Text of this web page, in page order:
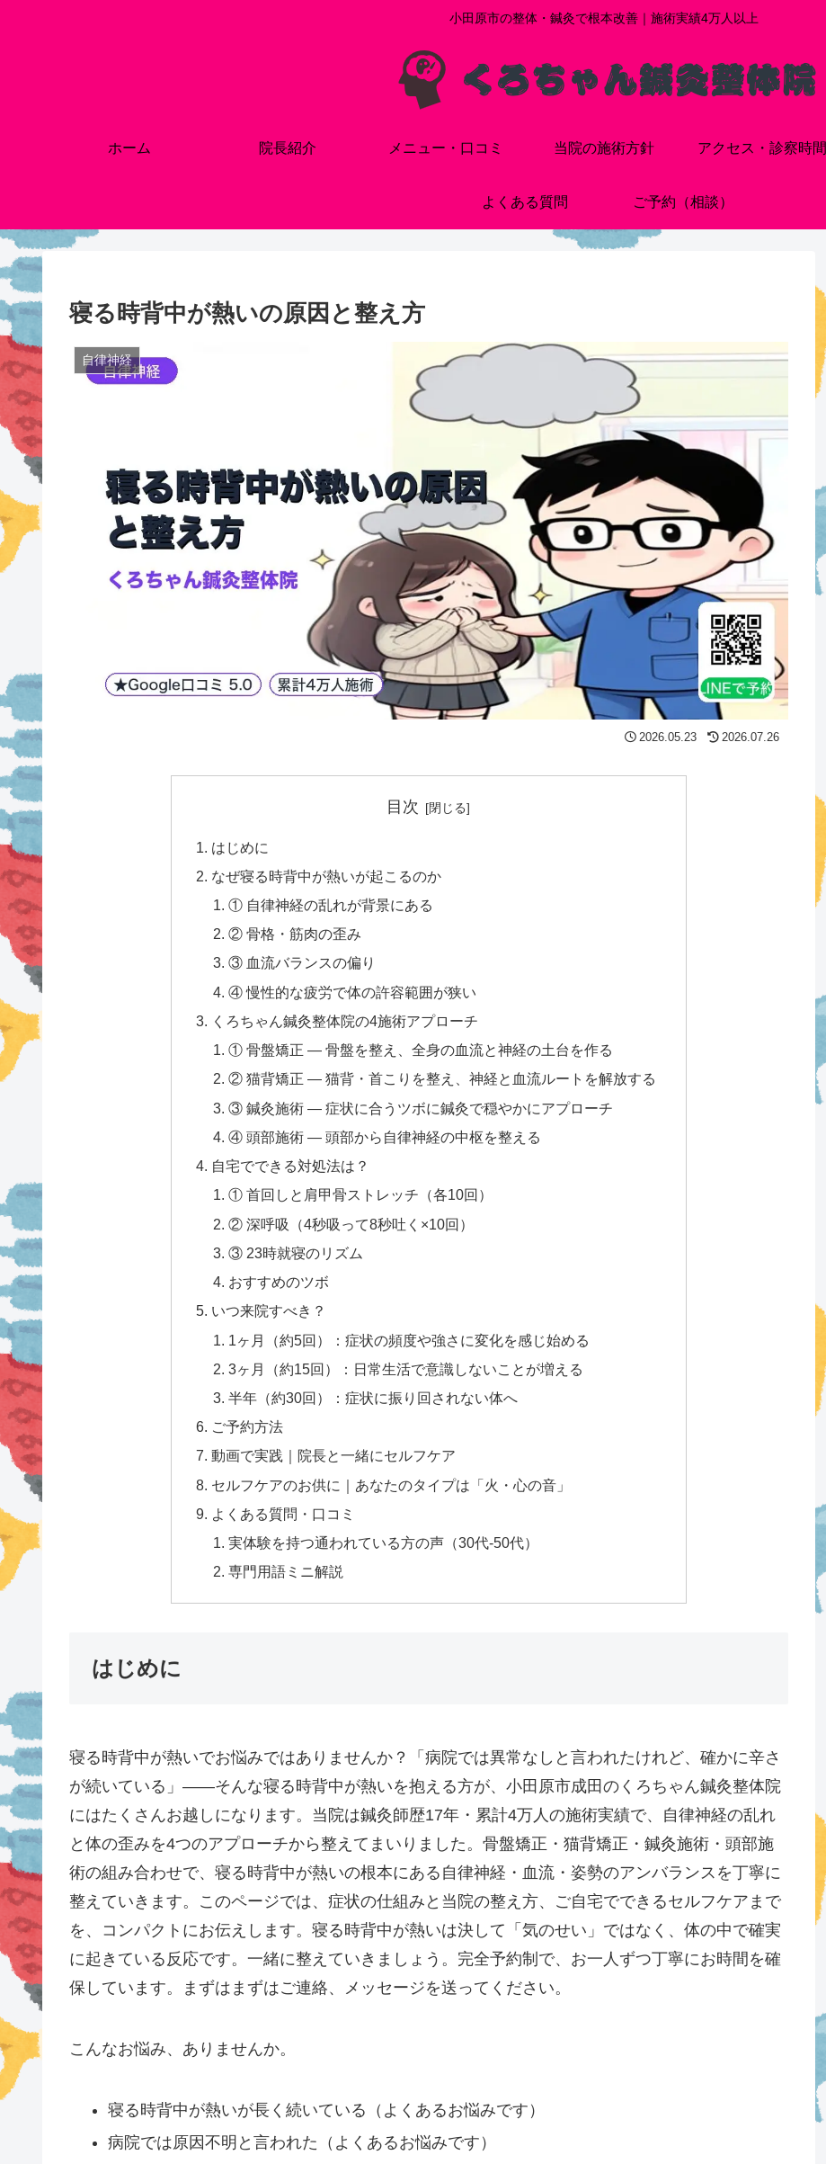
小田原市の整体・鍼灸で根本改善｜施術実績4万人以上
ホーム 院長紹介 メニュー・口コミ 当院の施術方針 アクセス・診察時間
よくある質問 ご予約（相談）
寝る時背中が熱いの原因と整え方
自律神経
2026.05.23 2026.07.26
目次
はじめに
なぜ寝る時背中が熱いが起こるのか
① 自律神経の乱れが背景にある
② 骨格・筋肉の歪み
③ 血流バランスの偏り
④ 慢性的な疲労で体の許容範囲が狭い
くろちゃん鍼灸整体院の4施術アプローチ
① 骨盤矯正 — 骨盤を整え、全身の血流と神経の土台を作る
② 猫背矯正 — 猫背・首こりを整え、神経と血流ルートを解放する
③ 鍼灸施術 — 症状に合うツボに鍼灸で穏やかにアプローチ
④ 頭部施術 — 頭部から自律神経の中枢を整える
自宅でできる対処法は？
① 首回しと肩甲骨ストレッチ（各10回）
② 深呼吸（4秒吸って8秒吐く×10回）
③ 23時就寝のリズム
おすすめのツボ
いつ来院すべき？
1ヶ月（約5回）：症状の頻度や強さに変化を感じ始める
3ヶ月（約15回）：日常生活で意識しないことが増える
半年（約30回）：症状に振り回されない体へ
ご予約方法
動画で実践｜院長と一緒にセルフケア
セルフケアのお供に｜あなたのタイプは「火・心の音」
よくある質問・口コミ
実体験を持つ通われている方の声（30代-50代）
専門用語ミニ解説
はじめに
寝る時背中が熱いでお悩みではありませんか？「病院では異常なしと言われたけれど、確かに辛さ
が続いている」——そんな寝る時背中が熱いを抱える方が、小田原市成田のくろちゃん鍼灸整体院
にはたくさんお越しになります。当院は鍼灸師歴17年・累計4万人の施術実績で、自律神経の乱れ
と体の歪みを4つのアプローチから整えてまいりました。骨盤矯正・猫背矯正・鍼灸施術・頭部施
術の組み合わせで、寝る時背中が熱いの根本にある自律神経・血流・姿勢のアンバランスを丁寧に
整えていきます。このページでは、症状の仕組みと当院の整え方、ご自宅でできるセルフケアまで
を、コンパクトにお伝えします。寝る時背中が熱いは決して「気のせい」ではなく、体の中で確実
に起きている反応です。一緒に整えていきましょう。完全予約制で、お一人ずつ丁寧にお時間を確
保しています。まずはまずはご連絡、メッセージを送ってください。
こんなお悩み、ありませんか。
寝る時背中が熱いが長く続いている（よくあるお悩みです）
病院では原因不明と言われた（よくあるお悩みです）